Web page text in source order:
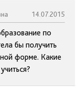
14.07.2015
по
бы получить
форме. Какие